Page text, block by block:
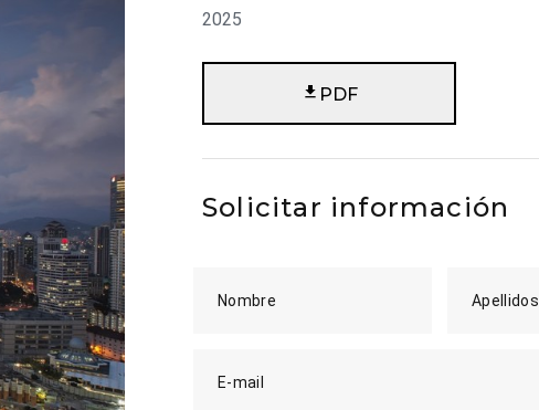
2025
PDF
Solicitar información
Nombre Apellidos
E-mail